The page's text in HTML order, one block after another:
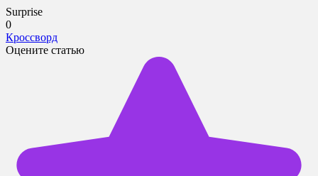
Surprise
0
Кроссворд
Оцените статью